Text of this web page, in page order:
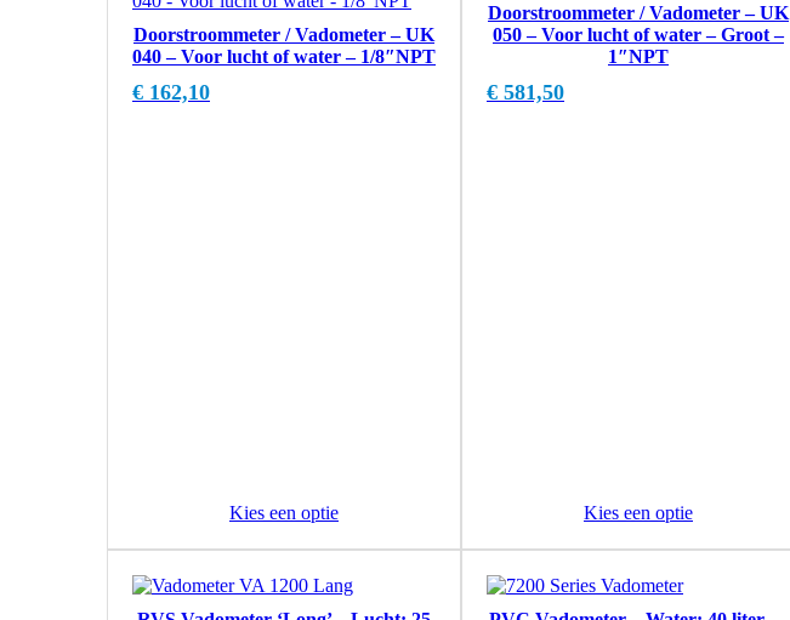
Doorstroommeter / Vadometer – UK
040 – Voor lucht of water – 1/8″NPT
€ 162,10
Kies een optie
Doorstroommeter / Vadometer – UK
050 – Voor lucht of water – Groot –
1″NPT
€ 581,50
Kies een optie
Dit